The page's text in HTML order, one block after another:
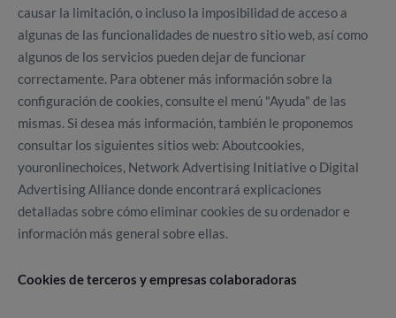
causar la limitación, o incluso la imposibilidad de acceso a
algunas de las funcionalidades de nuestro sitio web, así como
algunos de los servicios pueden dejar de funcionar
correctamente. Para obtener más información sobre la
configuración de cookies, consulte el menú "Ayuda" de las
mismas. Si desea más información, también le proponemos
consultar los siguientes sitios web: Aboutcookies,
youronlinechoices, Network Advertising Initiative o Digital
Advertising Alliance donde encontrará explicaciones
detalladas sobre cómo eliminar cookies de su ordenador e
información más general sobre ellas.
Cookies de terceros y empresas colaboradoras